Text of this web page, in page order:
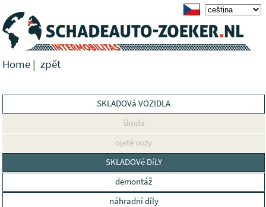
Home |zpĕt
SKLADOVá VOZIDLA
škoda
ojeté vozy
SKLADOVé DíLY
demontáž
náhradní díly